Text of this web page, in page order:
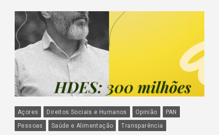
Açores Direitos Sociais e Humanos Opinião
PAN
Pessoas
Saúde e Alimentação Transparência